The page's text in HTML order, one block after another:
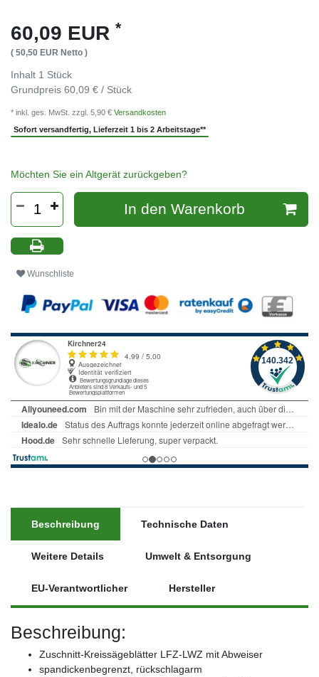
60,09 EUR *
( 50,50 EUR Netto )
Inhalt 1 Stück
Grundpreis 60,09 € / Stück
* inkl. ges. MwSt. zzgl. 5,90 € Versandkosten
Sofort versandfertig, Lieferzeit 1 bis 2 Arbeitstage**
Möchten Sie ein Altgerät zurückgeben?
In den Warenkorb
Wunschliste
Beschreibung Technische Daten
Weitere Details Umwelt & Entsorgung
EU-Verantwortlicher Hersteller
Beschreibung:
Zuschnitt-Kreissägeblätter LFZ-LWZ mit Abweiser
spandickenbegrenzt, rückschlagarm